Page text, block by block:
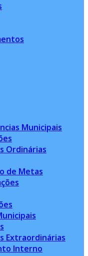
Municipais
Ordinárias
de Metas
Extraordinárias
Interno